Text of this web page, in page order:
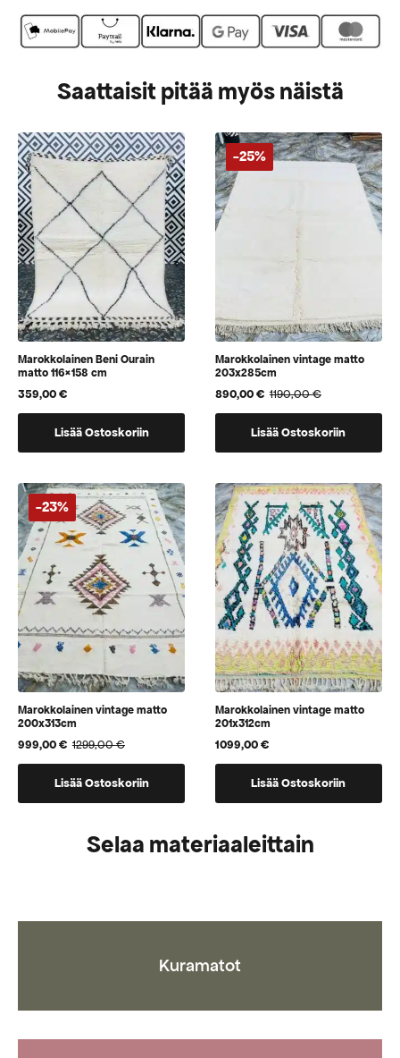
Saattaisit pitää myös näistä
Marokkolainen Beni Ourain
matto 116×158 cm
359,00€
Lisää Ostoskoriin
-25%
Marokkolainen vintage matto
203x285cm
1190,00€
Alkuperäinen
hinta
890,00€
Nykyinen
hinta
Lisää Ostoskoriin
-23%
Marokkolainen vintage matto
200x313cm
1299,00€
Alkuperäinen
hinta
999,00€
Nykyinen
hinta
Lisää Ostoskoriin
Marokkolainen vintage matto
201x312cm
1099,00€
Lisää Ostoskoriin
Selaa materiaaleittain
Kuramatot